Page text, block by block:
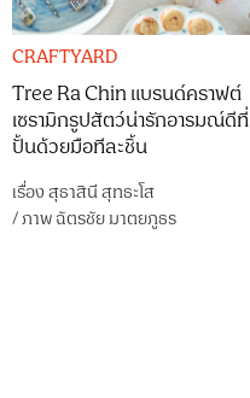
CRAFTYARD
Tree Ra Chin แบรนด์คราฟต์
เซรามิกรูปสัตว์น่ารักอารมณ์ดีที่
ปั้นด้วยมือทีละชิ้น
เรื่องสุธาสินี สุทธะโส
/ภาพฉัตรชัย มาตยภูธร